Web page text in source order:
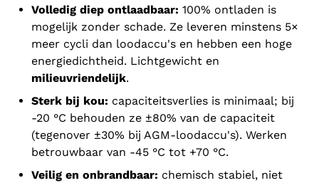
Volledig diep ontlaadbaar: 100% ontladen is
mogelijk zonder schade. Ze leveren minstens 5×
meer cycli dan loodaccu's en hebben een hoge
energiedichtheid. Lichtgewicht en
milieuvriendelijk.
Sterk bij kou: capaciteitsverlies is minimaal; bij
-20 °C behouden ze ±80% van de capaciteit
(tegenover ±30% bij AGM-loodaccu's). Werken
betrouwbaar van -45 °C tot +70 °C.
Veilig en onbrandbaar: chemisch stabiel, niet